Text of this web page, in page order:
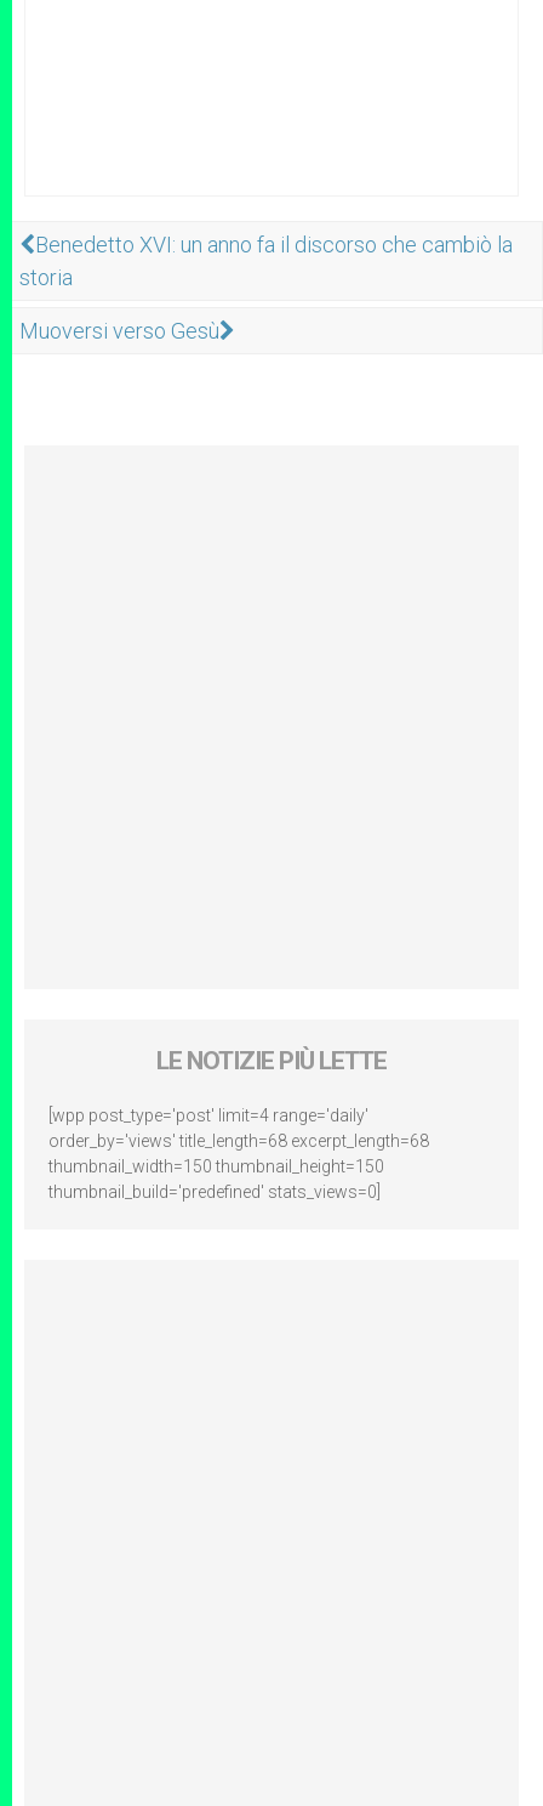
Benedetto XVI: un anno fa il discorso che cambiò la
storia
Muoversi verso Gesù
LE NOTIZIE PIÙ LETTE
[wpp post_type='post' limit=4 range='daily'
order_by='views' title_length=68 excerpt_length=68
thumbnail_width=150 thumbnail_height=150
thumbnail_build='predefined' stats_views=0]